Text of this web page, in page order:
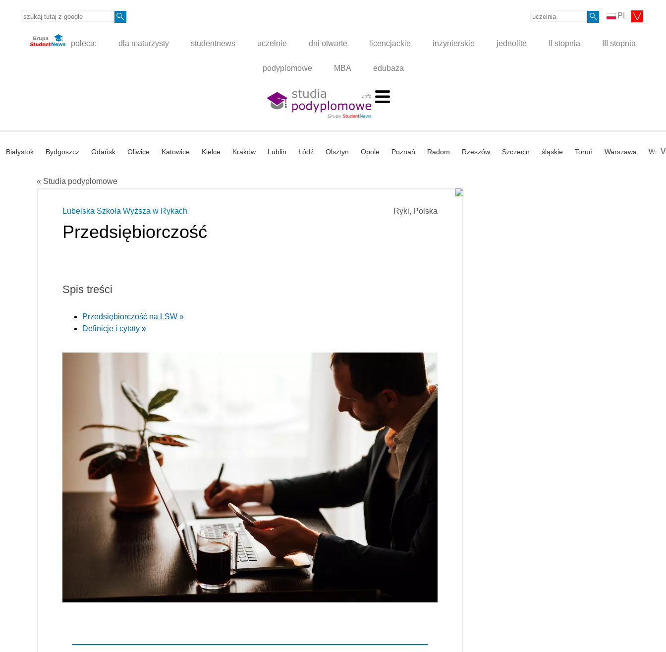
PL
poleca: dla maturzysty studentnews uczelnie dni otwarte licencjackie inżynierskie jednolite II stopnia III stopnia
podyplomowe MBA edubaza
Białystok Bydgoszcz Gdańsk Gliwice Katowice Kielce Kraków Lublin Łódź Olsztyn Opole Poznań Radom Rzeszów Szczecin śląskie Toruń Warszawa V
« Studia podyplomowe
Ryki, Polska
Lubelska Szkoła Wyższa w Rykach
Przedsiębiorczość
Spis treści
Przedsiębiorczość na LSW »
Definicje i cytaty »